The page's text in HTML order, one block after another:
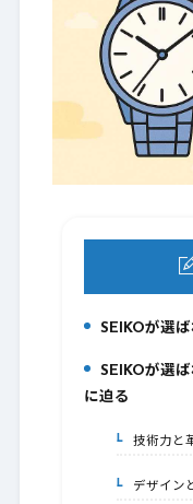
SEIKOが選
2.SEIKOが選
に迫る
2-1.技術力と
2-2.デザイン